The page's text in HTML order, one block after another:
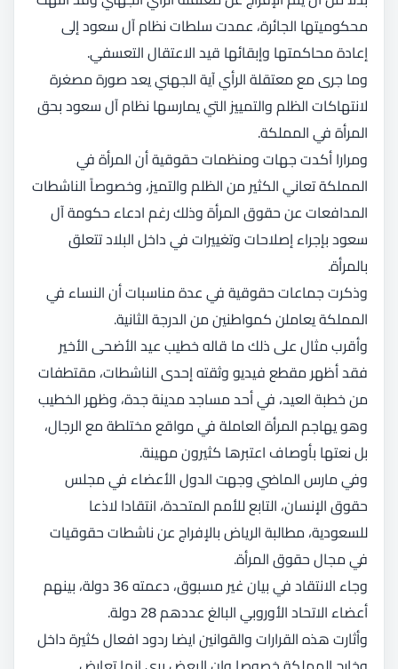
محكوميتها الجائرة، عمدت سلطات نظام آل سعود إلى
إعادة محاكمتها وإبقائها قيد الاعتقال التعسفي.
وما جرى مع معتقلة الرأي آية الجهني يعد صورة مصغرة
لانتهاكات الظلم والتمييز التي يمارسها نظام آل سعود بحق
المرأة في المملكة.
ومرارا أكدت جهات ومنظمات حقوقية أن المرأة في
المملكة تعاني الكثير من الظلم والتميز، وخصوصاً الناشطات
المدافعات عن حقوق المرأة وذلك رغم ادعاء حكومة آل
سعود بإجراء إصلاحات وتغييرات في داخل البلاد تتعلق
بالمرأة.
وذكرت جماعات حقوقية في عدة مناسبات أن النساء في
المملكة يعاملن كمواطنين من الدرجة الثانية.
وأقرب مثال على ذلك ما قاله خطيب عيد الأضحى الأخير
فقد أظهر مقطع فيديو وثقته إحدى الناشطات، مقتطفات
من خطبة العيد، في أحد مساجد مدينة جدة، وظهر الخطيب
وهو يهاجم المرأة العاملة في مواقع مختلطة مع الرجال،
بل نعتها بأوصاف اعتبرها كثيرون مهينة.
وفي مارس الماضي وجهت الدول الأعضاء في مجلس
حقوق الإنسان، التابع للأمم المتحدة، انتقادا لاذعا
للسعودية، مطالبة الرياض بالإفراج عن ناشطات حقوقيات
في مجال حقوق المرأة.
وجاء الانتقاد في بيان غير مسبوق، دعمته 36 دولة، بينهم
أعضاء الاتحاد الأوروبي البالغ عددهم 28 دولة.
وأثارت هذه القرارات والقوانين ايضا ردود افعال كثيرة داخل